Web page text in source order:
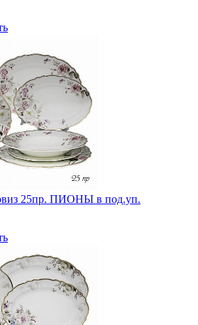
25пр. ПИОНЫ в под.уп.